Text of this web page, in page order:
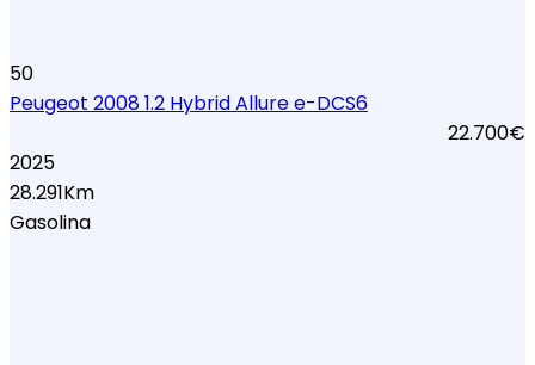
50
Peugeot 2008 1.2 Hybrid Allure e-DCS6
22.700€
2025
28.291Km
Gasolina